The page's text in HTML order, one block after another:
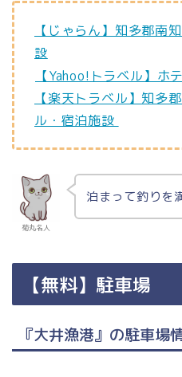
【じゃらん】知多郡南
設
【Yahoo!トラベル】ホ
【楽天トラベル】知多
ル・宿泊施設
菊丸名人
泊まって釣りを
【無料】駐車場
『大井漁港』の駐車場